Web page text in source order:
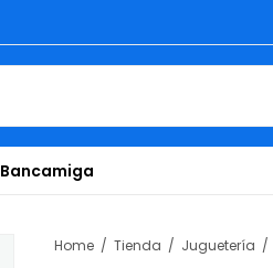
Bancamiga
Home Tienda Juguetería